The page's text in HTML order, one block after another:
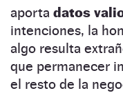
aporta datos
intenciones, la
algo resulta
que permanecer
el resto de la